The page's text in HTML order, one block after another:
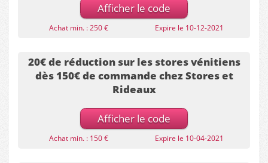
Afficher le code
Achat min. : 250 € Expire le 10-12-2021
20€ de réduction sur les stores vénitiens
dès 150€ de commande chez Stores et
Rideaux
Afficher le code
Achat min. : 150 € Expire le 10-04-2021